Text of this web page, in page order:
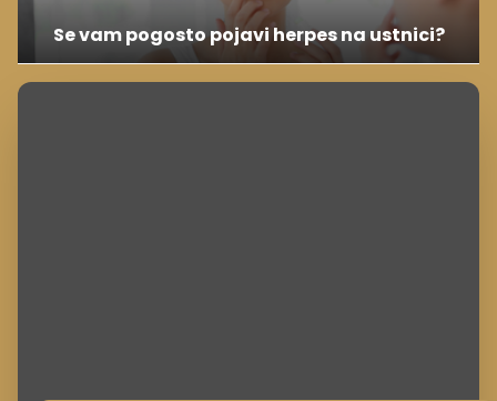
Se vam pogosto pojavi herpes na ustnici?